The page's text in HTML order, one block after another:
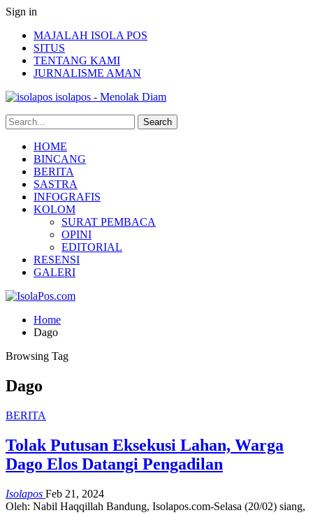
Sign in
MAJALAH ISOLA POS
SITUS
TENTANG KAMI
JURNALISME AMAN
isolapos - Menolak Diam
HOME
BINCANG
BERITA
SASTRA
INFOGRAFIS
KOLOM
SURAT PEMBACA
OPINI
EDITORIAL
RESENSI
GALERI
Home
Dago
Browsing Tag
Dago
BERITA
Tolak Putusan Eksekusi Lahan, Warga
Dago Elos Datangi Pengadilan
Isolapos Feb 21, 2024
Oleh: Nabil Haqqillah Bandung, Isolapos.com-Selasa (20/02) siang,